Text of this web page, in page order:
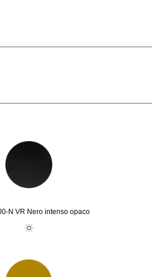
N VR Nero intenso opaco